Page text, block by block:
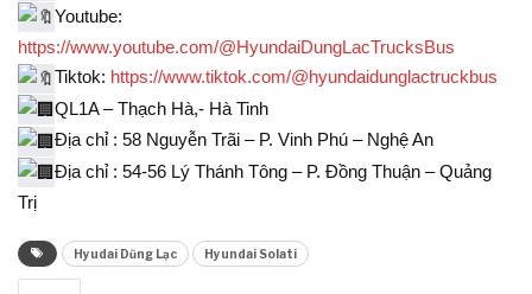
Youtube:
https://www.youtube.com/@HyundaiDungLacTrucksBus
Tiktok: https://www.tiktok.com/@hyundaidunglactruckbus
QL1A – Thạch Hà,- Hà Tinh
Địa chỉ : 58 Nguyễn Trãi – P. Vinh Phú – Nghệ An
Địa chỉ : 54-56 Lý Thánh Tông – P. Đồng Thuận – Quảng
Trị
Hyudai Dũng Lạc Hyundai Solati